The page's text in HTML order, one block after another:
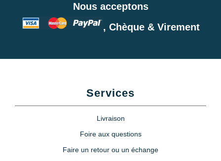
Nous acceptons
, Chèque & Virement
Services
Livraison
Foire aux questions
Faire un retour ou un échange